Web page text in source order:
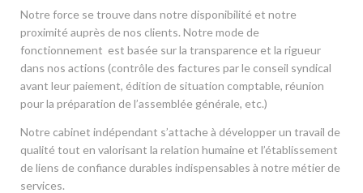
Notre force se trouve dans notre disponibilité et notre
proximité auprès de nos clients. Notre mode de
fonctionnement est basée sur la transparence et la rigueur
dans nos actions (contrôle des factures par le conseil syndical
avant leur paiement, édition de situation comptable, réunion
pour la préparation de l’assemblée générale, etc.)
Notre cabinet indépendant s’attache à développer un travail de
qualité tout en valorisant la relation humaine et l’établissement
de liens de confiance durables indispensables à notre métier de
services.